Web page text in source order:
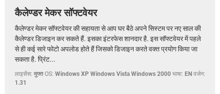
कैलेण्डर मेकर सॉफ्टवेयर
कैलेण्डर मेकर सॉफ्टवेयर की सहायता से आप घर बैठे अपने सिस्टम पर नए साल की
कैलेण्डर डिजाइन कर सकते हैं. इसका इंटरफेस शानदार है. इस सॉफ्टवेयर में पहले
से ही कई सारे फोटो अपलोड होते हैं जिसको डिजाइन करते वक्त प्रयोग किया जा
सकता है. प्रिंट...
लाइसेंस: मुफ्त OS: Windows XP Windows Vista Windows 2000 भाषा: EN वर्जन:
1.31